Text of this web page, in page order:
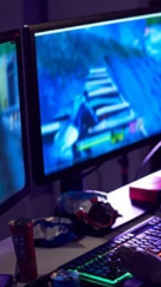
n